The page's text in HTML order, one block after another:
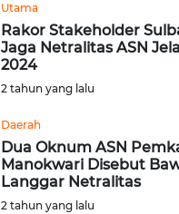
Utama
Rakor Stakeholder
Jaga Netralitas ASN
2024
2 tahun yang lalu
Daerah
Dua Oknum ASN
Manokwari Disebut
Langgar Netralitas
2 tahun yang lalu